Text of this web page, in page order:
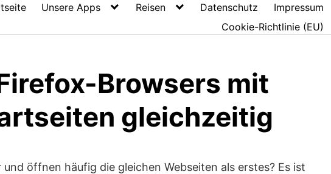
Unsere Apps Reisen Datenschutz
Impressum
Cookie-Richtlinie (EU)
Browsers mit
gleichzeitig
öffnen häufig die gleichen Webseiten als erstes? Es ist